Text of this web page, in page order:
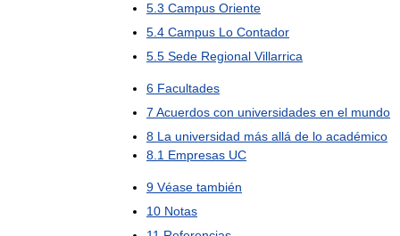
5.3 Campus Oriente
5.4 Campus Lo Contador
5.5 Sede Regional Villarrica
6 Facultades
7 Acuerdos con universidades en el mundo
8 La universidad más allá de lo académico
8.1 Empresas UC
9 Véase también
10 Notas